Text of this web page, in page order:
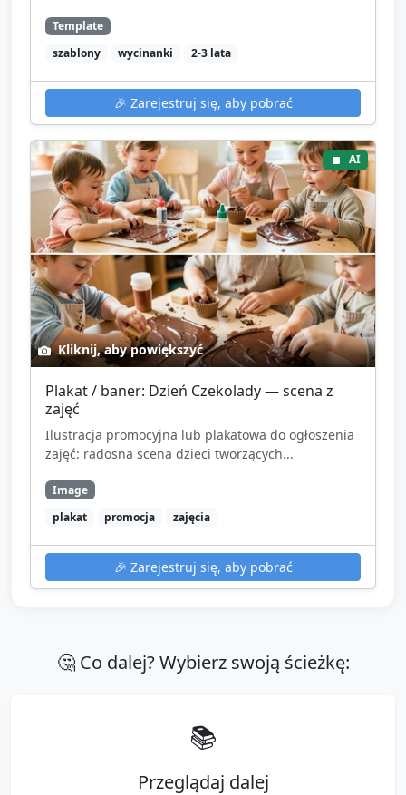
Template
szablony
wycinanki 2-3 lata
🎉 Zarejestruj się, aby pobrać
AI
Kliknij, aby powiększyć
Plakat / baner: Dzień Czekolady — scena z
zajęć
Ilustracja promocyjna lub plakatowa do ogłoszenia
zajęć: radosna scena dzieci tworzących...
Image
plakat
promocja zajęcia
🎉 Zarejestruj się, aby pobrać
🤔 Co dalej? Wybierz swoją ścieżkę:
📚
Przeglądaj dalej